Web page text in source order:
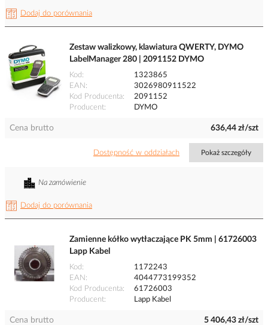
Dodaj do porównania
Zestaw walizkowy, klawiatura QWERTY, DYMO
LabelManager 280 | 2091152 DYMO
Kod
1323865
EAN
3026980911522
Kod Producenta
2091152
Producent
DYMO
Cena brutto 636,44 zł/szt
Dostępność w oddziałach Pokaż szczegóły
Dodaj do porównania
Na zamówienie
Zamienne kółko wytłaczające PK 5mm | 61726003
Lapp Kabel
Kod
1172243
EAN
4044773199352
Kod Producenta
61726003
Producent
Lapp Kabel
Cena brutto 5 406,43 zł/szt